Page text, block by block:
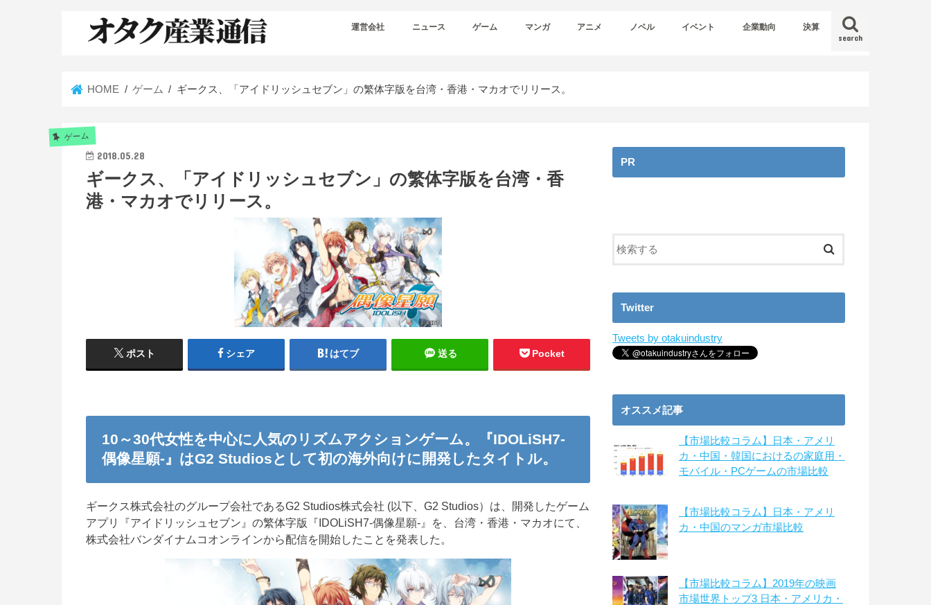
search
運営会社 ニュース ゲーム マンガ アニメ ノベル イベント 企業動向 決算
HOME ゲーム ギークス、「アイドリッシュセブン」の繁体字版を台湾・香港・マカオでリリース。
ゲーム
2018.05.28
ギークス、「アイドリッシュセブン」の繁体字版を台湾・香
港・マカオでリリース。
ポスト シェア はてブ 送る Pocket
10～30代女性を中心に人気のリズムアクションゲーム。『IDOLiSH7-
偶像星願-』はG2 Studiosとして初の海外向けに開発したタイトル。
ギークス株式会社のグループ会社であるG2 Studios株式会社 (以下、G2 Studios）は、開発したゲーム
アプリ『アイドリッシュセブン』の繁体字版『IDOLiSH7-偶像星願-』を、台湾・香港・マカオにて、
株式会社バンダイナムコオンラインから配信を開始したことを発表した。
PR
Twitter
Tweets by otakuindustry
オススメ記事
【市場比較コラム】日本・アメリ
カ・中国・韓国におけるの家庭用・
モバイル・PCゲームの市場比較
【市場比較コラム】日本・アメリ
カ・中国のマンガ市場比較
【市場比較コラム】2019年の映画
市場世界トップ3 日本・アメリカ・